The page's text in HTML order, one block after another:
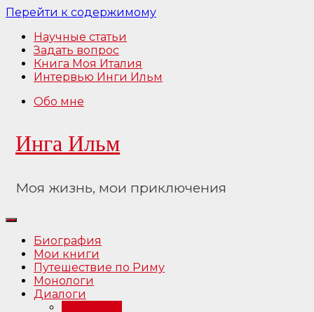
Перейти к содержимому
Научные статьи
Задать вопрос
Книга Моя Италия
Интервью Инги Ильм
Обо мне
Инга Ильм
Моя жизнь, мои приключения
Биография
Мои книги
Путешествие по Риму
Монологи
Диалоги